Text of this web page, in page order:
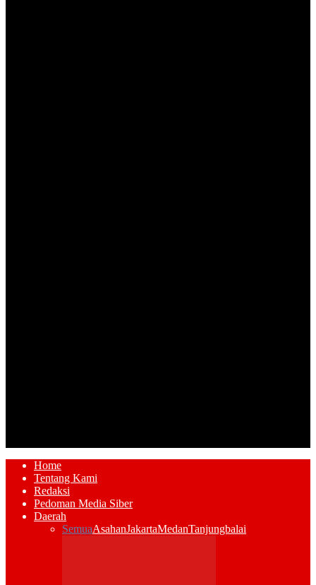
Home
Tentang Kami
Redaksi
Pedoman Media Siber
Daerah
SemuaAsahanJakartaMedanTanjungbalai